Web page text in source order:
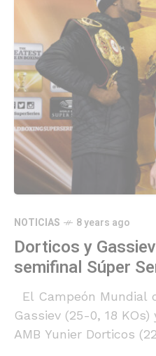
NOTICIAS 8 years ago
Dorticos y
semifinal Súper
El Campeón Mundial
Gassiev (25-0, 18
AMB Yunier Dorticos